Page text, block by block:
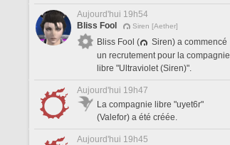
Aujourd'hui 19h54
Bliss Fool
Siren [Aether]
Bliss Fool (
Siren) a commencé
un recrutement pour la compagnie
libre "Ultraviolet (Siren)".
Aujourd'hui 19h47
La compagnie libre "uyet6r"
(Valefor) a été créée.
Aujourd'hui 19h45